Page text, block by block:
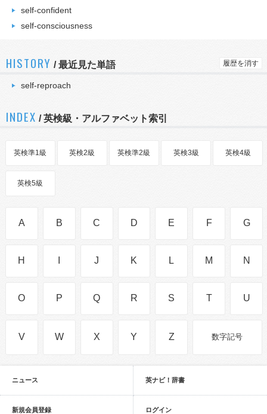
self-confident
self-consciousness
HISTORY /最近見た単語 履歴を消す
self-reproach
INDEX / 英検級・アルファベット索引
英検準1級 英検2級 英検準2級 英検3級 英検4級
英検5級
A B C D E F G
H J K L M N
O P Q R S T U
V W X Y Z 数字記号
ニュース 英ナビ！辞書
新規会員登録 ログイン